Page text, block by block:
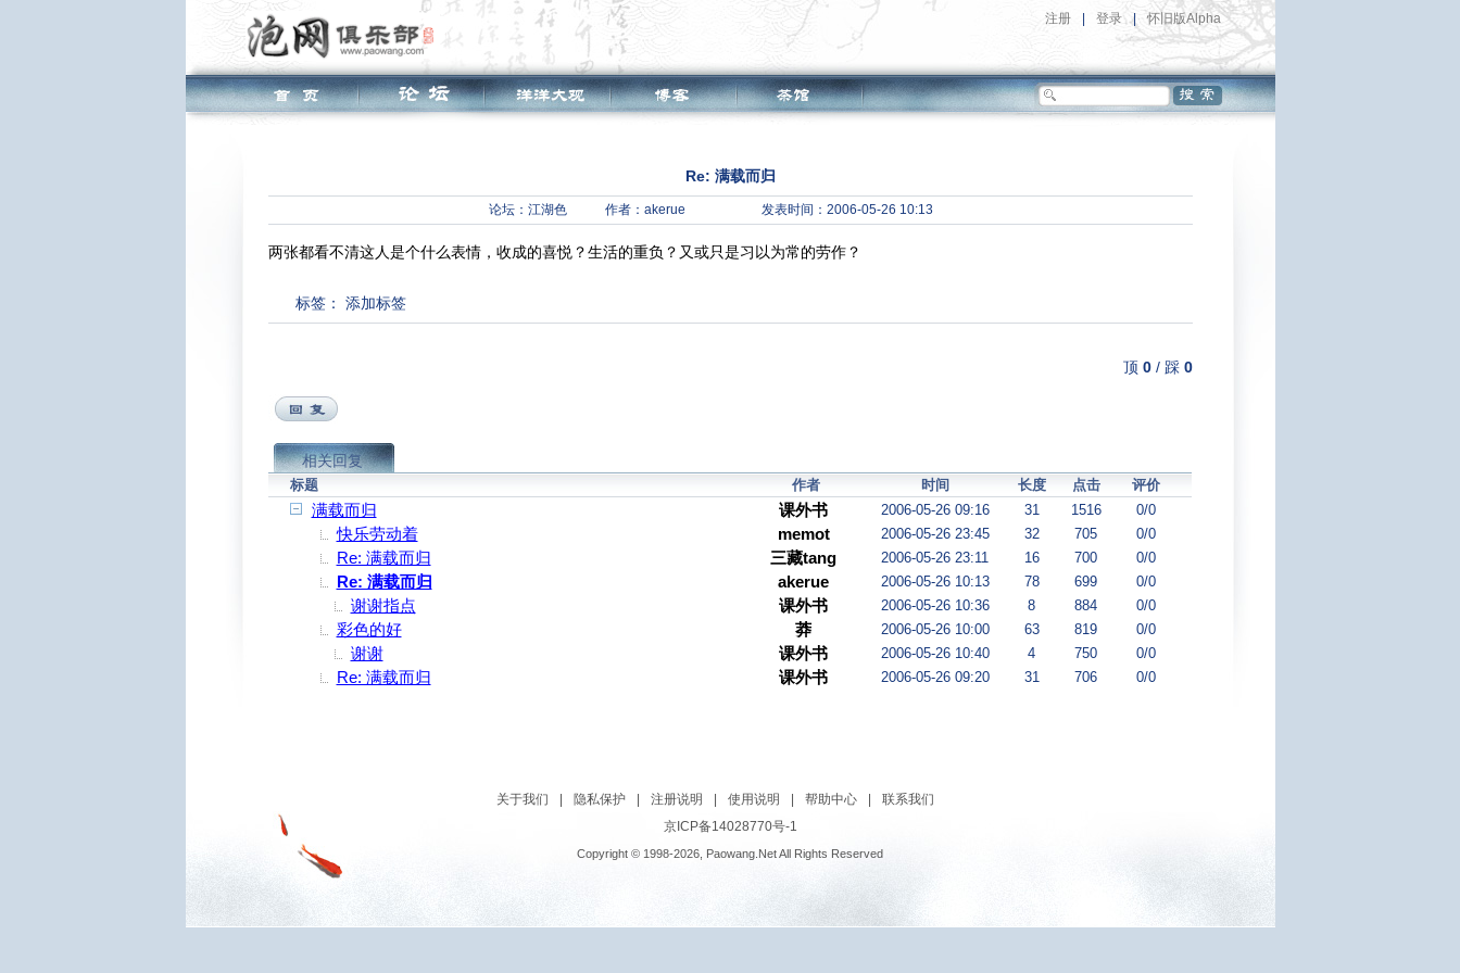
注册 登录 | 怀旧版Alpha
Re: 满载而归
论坛： 江湖色 作者：akerue 发表时间：2006-05-26 10:13
两张都看不清这人是个什么表情，收成的喜悦？生活的重负？又或只是习以为常的劳作？
标签： 添加标签
顶 0/ 踩 0
相关回复
标题 作者 时间 长度 点击 评价
满载而归 课外书 2006-05-26 09:16 31 1516 0/0
快乐劳动着 memot 2006-05-26 23:45 32 705 0/0
Re: 满载而归 三藏tang 2006-05-26 23:11 16 700 0/0
Re: 满载而归 akerue 2006-05-26 10:13 78 699 0/0
谢谢指点 课外书 2006-05-26 10:36 8 884 0/0
彩色的好 莽 2006-05-26 10:00 63 819 0/0
谢谢 课外书 2006-05-26 10:40 4 750 0/0
Re: 满载而归 课外书 2006-05-26 09:20 31 706 0/0
关于我们 隐私保护 注册说明 使用说明 帮助中心
联系我们
京ICP备14028770号-1
Copyright © 1998-2026, Paowang.Net All Rights Reserved